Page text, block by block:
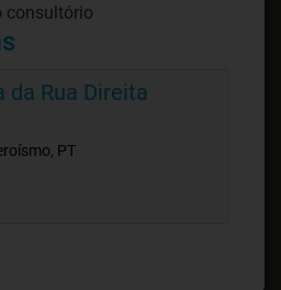
consultório
da Rua Direita
PT